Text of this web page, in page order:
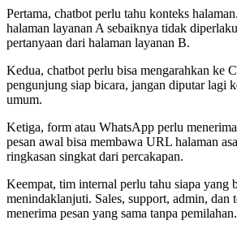
Pertama, chatbot perlu tahu konteks
halaman layanan A sebaiknya tidak
pertanyaan dari halaman layanan B.
Kedua, chatbot perlu bisa mengarahkan ke
pengunjung siap bicara, jangan diputar lagi
umum.
Ketiga, form atau WhatsApp perlu
pesan awal bisa membawa URL halaman
ringkasan singkat dari percakapan.
Keempat, tim internal perlu tahu siapa yang
menindaklanjuti. Sales, support, admin, dan
menerima pesan yang sama tanpa pemilahan.